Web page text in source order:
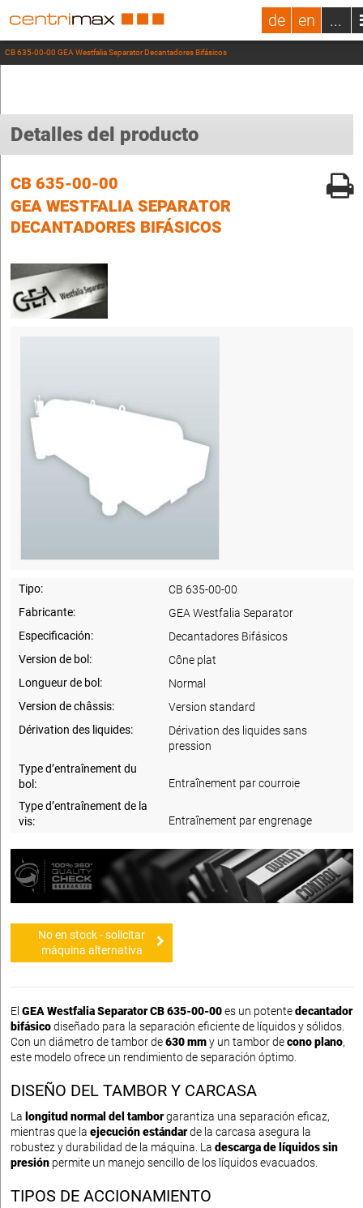
de en ...
CB 635-00-00 GEA Westfalia Separator Decantadores Bifásicos
Detalles del producto
CB 635-00-00
GEA WESTFALIA SEPARATOR
DECANTADORES BIFÁSICOS
Tipo:
CB 635-00-00
Fabricante:
GEA Westfalia Separator
Especificación:
Decantadores Bifásicos
Version de bol:
Cône plat
Longueur de bol:
Normal
Version de châssis:
Version standard
Dérivation des liquides:
Dérivation des liquides sans
pression
Type d’entraînement du
bol:
Entraînement par courroie
Type d’entraînement de la
vis:
Entraînement par engrenage
No en stock - solicitar
máquina alternativa
El GEA Westfalia Separator CB 635-00-00es un potentedecantador
bifásicodiseñado para la separación eficiente de líquidos y sólidos.
Con un diámetro de tambor de630 mmy un tambor decono plano,
este modelo ofrece un rendimiento de separación óptimo.
DISEÑO DEL TAMBOR Y CARCASA
La longitud normal del tamborgarantiza una separación eficaz,
mientras que la ejecución estándarde la carcasa asegura la
robustez y durabilidad de la máquina. La descarga de líquidos sin
presión permite un manejo sencillo de los líquidos evacuados.
TIPOS DE ACCIONAMIENTO